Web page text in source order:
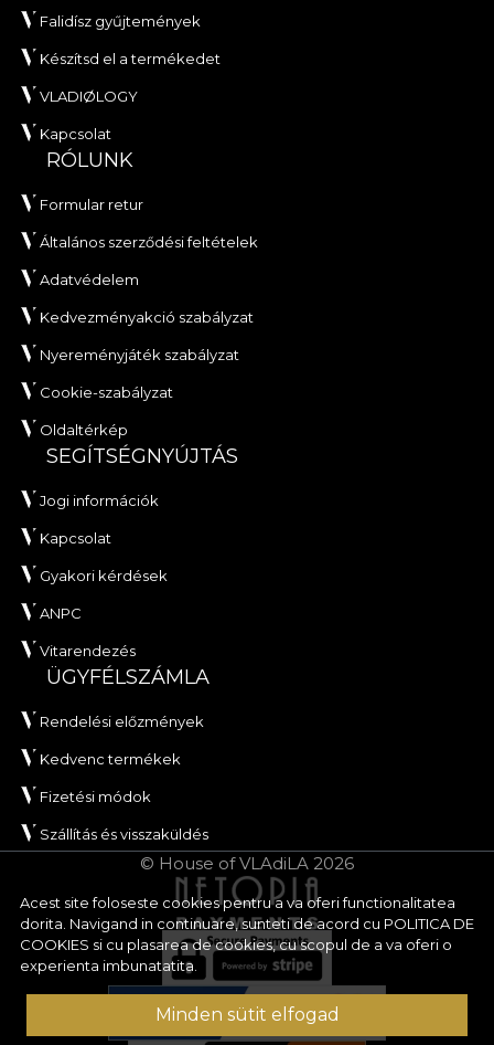
Acest site foloseste cookies pentru a va oferi functionalitatea
dorita. Navigand in continuare, sunteti de acord cu POLITICA DE
COOKIES si cu plasarea de cookies, cu scopul de a va oferi o
experienta imbunatatita.
Minden sütit elfogad
Falidísz gyűjtemények
Készítsd el a termékedet
VLADIØLOGY
Kapcsolat
RÓLUNK
Formular retur
Általános szerződési feltételek
Adatvédelem
Kedvezményakció szabályzat
Nyereményjáték szabályzat
Cookie-szabályzat
Oldaltérkép
SEGÍTSÉGNYÚJTÁS
Jogi információk
Kapcsolat
Gyakori kérdések
ANPC
Vitarendezés
ÜGYFÉLSZÁMLA
Rendelési előzmények
Kedvenc termékek
Fizetési módok
Szállítás és visszaküldés
© House of VLAdiLA 2026